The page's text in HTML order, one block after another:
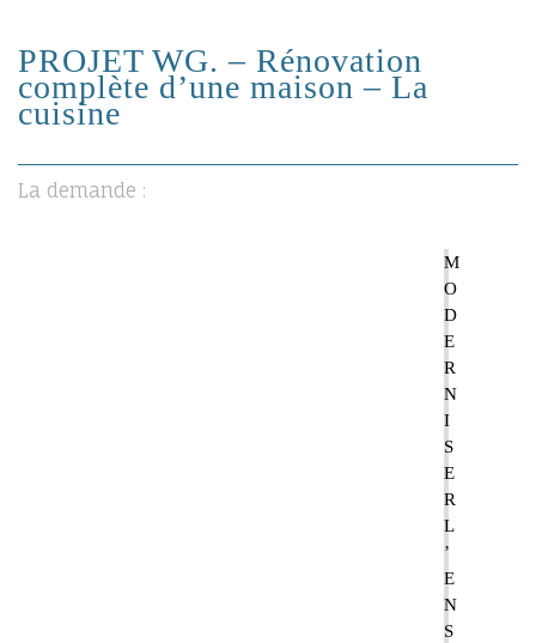
CONTACT
PROJET WG. – Rénovation
complète d’une maison – La
cuisine
La demande :
M
O
D
E
R
N
I
S
E
R
L
’
E
N
S